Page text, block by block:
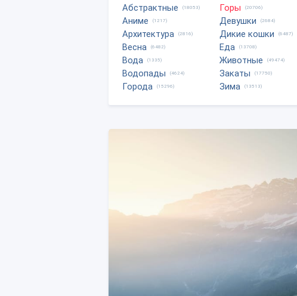
Абстрактные (18053)
Аниме (1217)
Архитектура (2816)
Весна (6482)
Вода (1335)
Водопады (4624)
Города (15296)
Горы (20706)
Девушки (2684)
Дикие кошки (6487)
Еда (13708)
Животные (49474)
Закаты (17750)
Зима (13513)